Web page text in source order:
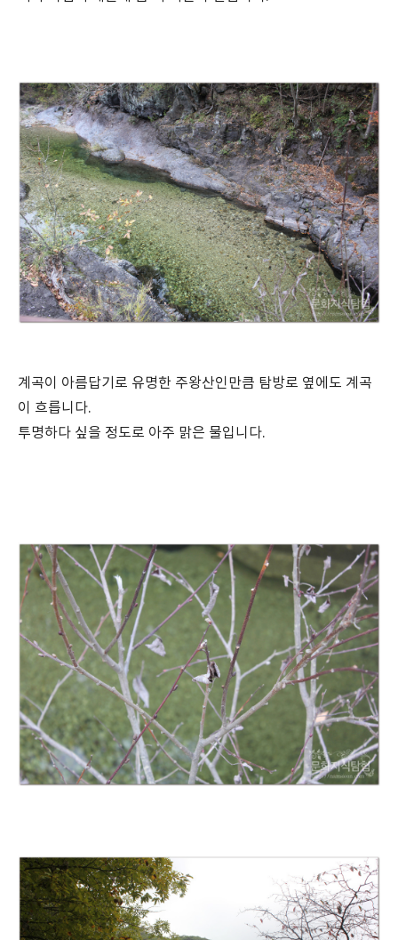
계곡이 아름답기로 유명한 주왕산인만큼 탐방로 옆에도 계곡
이 흐릅니다.
투명하다 싶을 정도로 아주 맑은 물입니다.